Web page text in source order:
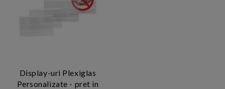
Display-uri Plexiglas
Personalizate - pret in